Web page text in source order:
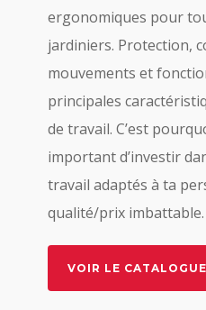
ergonomiques pour
jardiniers. Protection,
mouvements et
principales
de travail. C’est
important d’investir
travail adaptés à ta
qualité/prix imbattable.
VOIR LE